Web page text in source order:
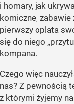
i homary, jak
komicznej zabawie
pierwszy oplata
się do niego
kompana.
Czego więc
nas? Z pewnością
z którymi żyjemy